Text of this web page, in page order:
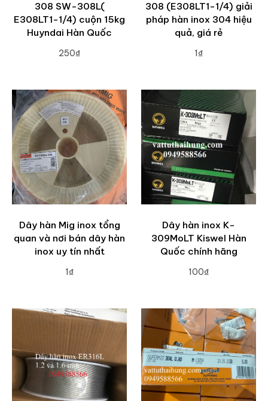
308 SW-308L(
E308LT1-1/4) cuộn 15kg
Huyndai Hàn Quốc
250₫
308 (E308LT1-1/4) giải
pháp hàn inox 304 hiệu
quả, giá rẻ
1₫
Dây hàn Mig inox tổng
quan và nơi bán dây hàn
inox uy tín nhất
1₫
Dây hàn inox K-
309MoLT Kiswel Hàn
Quốc chính hãng
100₫